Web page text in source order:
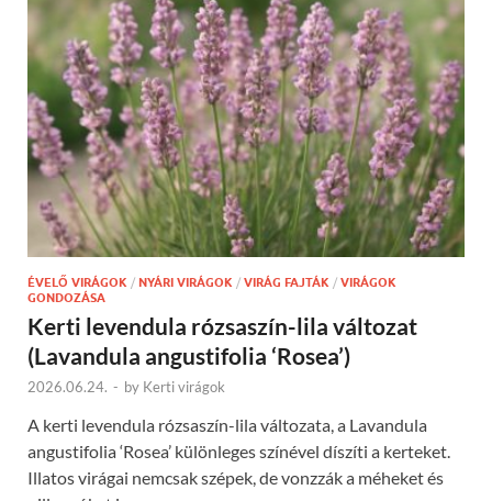
ÉVELŐ VIRÁGOK / NYÁRI VIRÁGOK / VIRÁG FAJTÁK / VIRÁGOK
GONDOZÁSA
Kerti levendula rózsaszín-lila változat
(Lavandula angustifolia ‘Rosea’)
2026.06.24. - by Kerti virágok
A kerti levendula rózsaszín-lila változata, a Lavandula
angustifolia ‘Rosea’ különleges színével díszíti a kerteket.
Illatos virágai nemcsak szépek, de vonzzák a méheket és